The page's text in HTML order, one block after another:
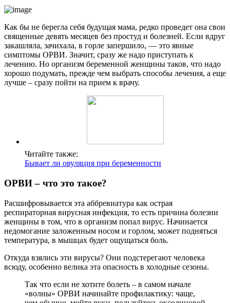
Как бы не берегла себя будущая мама, редко проведет она свои
священные девять месяцев без простуд и болезней. Если вдруг
закашляла, зачихала, в горле запершило, — это явные
симптомы ОРВИ. Значит, сразу же надо приступать к
лечению. Но организм беременной женщины таков, что надо
хорошо подумать, прежде чем выбрать способы лечения, а еще
лучше – сразу пойти на прием к врачу.
Читайте также:
Бывает ли овуляция при беременности
ОРВИ – что это такое?
Расшифровывается эта аббревиатура как острая
респираторная вирусная инфекция, то есть причина болезни
женщины в том, что в организм попал вирус. Начинается
недомогание заложенным носом и горлом, может подняться
температура, в мышцах будет ощущаться боль.
Откуда взялись эти вирусы? Они подстерегают человека
всюду, особенно велика эта опасность в холодные сезоны.
Так что если не хотите болеть – в самом начале
«волны» ОРВИ начинайте профилактику: чаще,